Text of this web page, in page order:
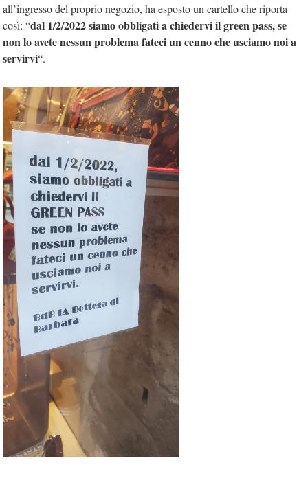
all’ingresso del proprio negozio, ha esposto un cartello che riporta
così: “dal 1/2/2022 siamo obbligati a chiedervi il green pass, se
non lo avete nessun problema fateci un cenno che usciamo noi a
servirvi“.